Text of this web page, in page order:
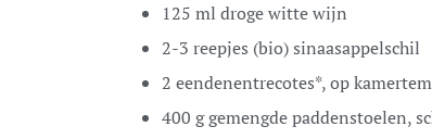
125 ml droge witte wijn
2-3 reepjes (bio) sinaasappelschil
2 eendenentrecotes*,op
400 ggemengde paddenstoelen,